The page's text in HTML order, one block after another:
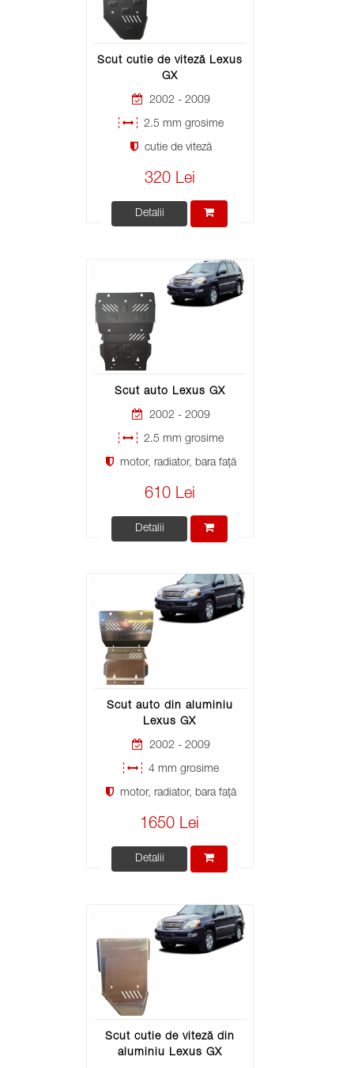
Scut cutie de viteză Lexus
GX
2002 - 2009
2.5 mm grosime
cutie de viteză
320 Lei
Detalii
Scut auto Lexus GX
2002 - 2009
2.5 mm grosime
motor, radiator, bara față
610 Lei
Detalii
Scut auto din aluminiu
Lexus GX
2002 - 2009
4 mm grosime
motor, radiator, bara față
1650 Lei
Detalii
Scut cutie de viteză din
aluminiu Lexus GX